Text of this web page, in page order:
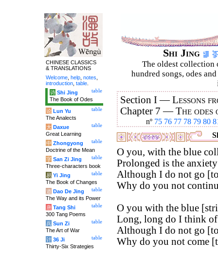
Shi Jing
The oldest collection
hundred songs, odes
Section I —Lessons
Chapter 7 —The
nº 75 76 77 78 79 80
O you, with the blue
Prolonged is the
Although I do not go
Why do you not
O you with the blue
Long, long do I think
Although I do not go
Why do you not come
CHINESE CLASSICS
& TRANSLATIONS
Welcome help notes
introduction table
table
诗 Shi Jing
The Book of Odes
table
论 Lun Yu
The Analects
table
大 Daxue
Great Learning
table
中 Zhongyong
Doctrine of the Mean
table
字 San Zi Jing
Three-characters book
table
易 Yi Jing
The Book of Changes
table
道 Dao De Jing
The Way and its Power
table
唐 Tang Shi
300 Tang Poems
table
兵 Sun Zi
The Art of War
table
计 36 Ji
Thirty-Six Strategies